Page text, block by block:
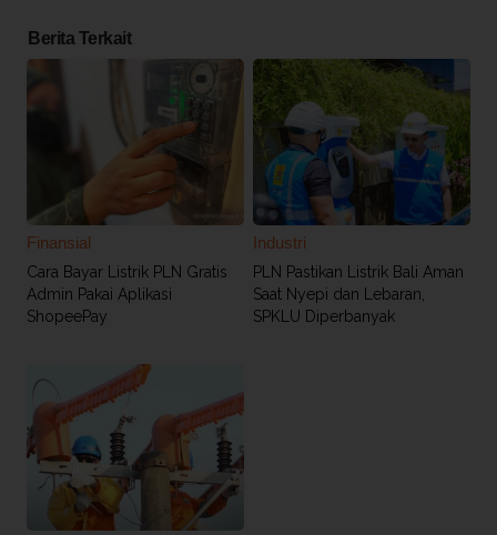
Berita Terkait
Finansial
Cara Bayar Listrik PLN Gratis
Admin Pakai Aplikasi
ShopeePay
Industri
PLN Pastikan Listrik Bali Aman
Saat Nyepi dan Lebaran,
SPKLU Diperbanyak